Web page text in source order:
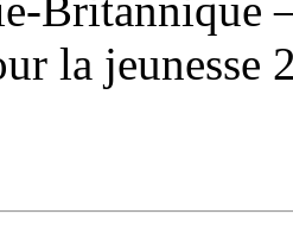
la jeunesse